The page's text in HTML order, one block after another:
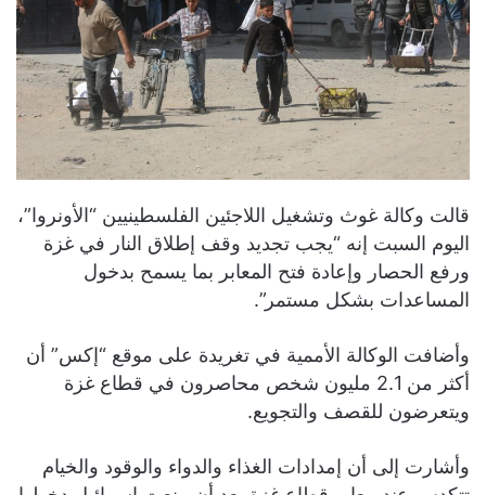
قالت وكالة غوث وتشغيل اللاجئين الفلسطينيين “الأونروا”،
اليوم السبت إنه “يجب تجديد وقف إطلاق النار في غزة
ورفع الحصار وإعادة فتح المعابر بما يسمح بدخول
المساعدات بشكل مستمر”.
وأضافت الوكالة الأممية في تغريدة على موقع “إكس” أن
أكثر من 2.1 مليون شخص محاصرون في قطاع غزة
ويتعرضون للقصف والتجويع.
وأشارت إلى أن إمدادات الغذاء والدواء والوقود والخيام